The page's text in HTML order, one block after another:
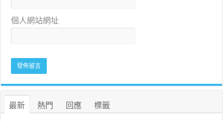
個人網站網址
最新 熱門 回應 標籤